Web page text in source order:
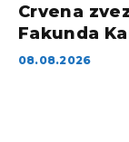
Crvena
Fakunda
08.08.2026